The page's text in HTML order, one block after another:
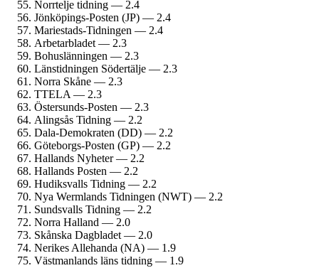
Norrtelje tidning — 2.4
Jönköpings-Posten (JP) — 2.4
Mariestads-Tidningen — 2.4
Arbetarbladet — 2.3
Bohuslänningen — 2.3
Länstidningen Södertälje — 2.3
Norra Skåne — 2.3
TTELA — 2.3
Östersunds-Posten — 2.3
Alingsås Tidning — 2.2
Dala-Demokraten (DD) — 2.2
Göteborgs-Posten (GP) — 2.2
Hallands Nyheter — 2.2
Hallands Posten — 2.2
Hudiksvalls Tidning — 2.2
Nya Wermlands Tidningen (NWT) — 2.2
Sundsvalls Tidning — 2.2
Norra Halland — 2.0
Skånska Dagbladet — 2.0
Nerikes Allehanda (NA) — 1.9
Västmanlands läns tidning — 1.9